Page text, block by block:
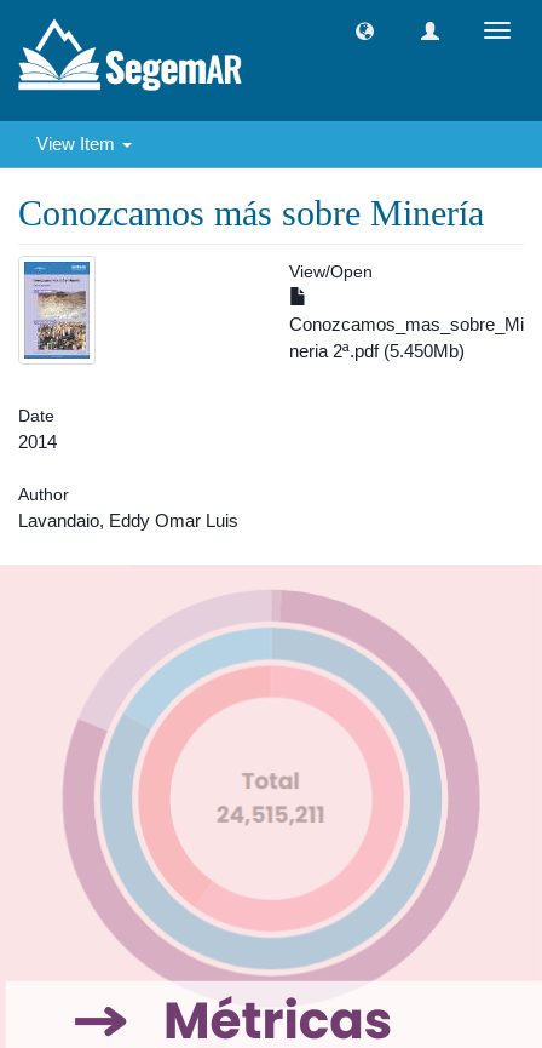
View Item
Conozcamos más sobre Minería
View/Open
Conozcamos_mas_sobre_Mi
neria 2ª.pdf (5.450Mb)
Date
2014
Author
Lavandaio, Eddy Omar Luis